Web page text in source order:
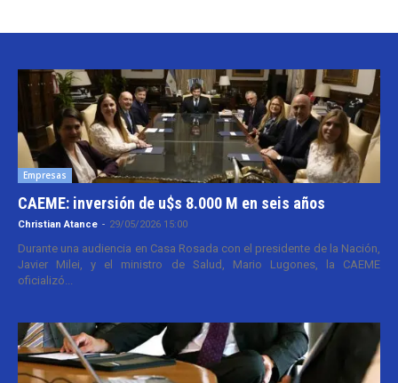
Empresas
CAEME: inversión de u$s 8.000 M en seis años
Christian Atance - 29/05/2026 15:00
Durante una audiencia en Casa Rosada con el presidente de la Nación,
Javier Milei, y el ministro de Salud, Mario Lugones, la CAEME
oficializó...